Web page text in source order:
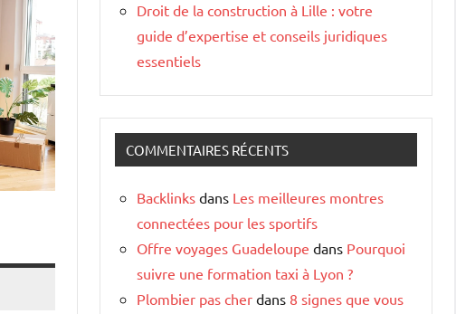
Droit de la construction à Lille : votre
guide d’expertise et conseils juridiques
essentiels
COMMENTAIRES RÉCENTS
Backlinks dans Les meilleures montres
connectées pour les sportifs
Offre voyages Guadeloupe dans Pourquoi
suivre une formation taxi à Lyon ?
Plombier pas cher dans 8 signes que vous